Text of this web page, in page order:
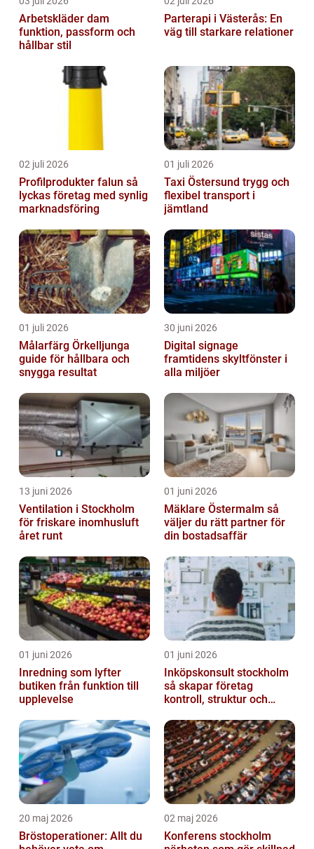
Arbetskläder dam
funktion, passform och
hållbar stil
Parterapi i Västerås: En
väg till starkare relationer
02 juli 2026
Profilprodukter falun så
lyckas företag med synlig
marknadsföring
01 juli 2026
Taxi Östersund trygg och
flexibel transport i
jämtland
01 juli 2026
Målarfärg Örkelljunga
guide för hållbara och
snygga resultat
30 juni 2026
Digital signage
framtidens skyltfönster i
alla miljöer
13 juni 2026
Ventilation i Stockholm
för friskare inomhusluft
året runt
01 juni 2026
Mäklare Östermalm så
väljer du rätt partner för
din bostadsaffär
01 juni 2026
Inredning som lyfter
butiken från funktion till
upplevelse
01 juni 2026
Inköpskonsult stockholm
så skapar företag
kontroll, struktur och
20 maj 2026
Bröstoperationer: Allt du
02 maj 2026
Konferens stockholm